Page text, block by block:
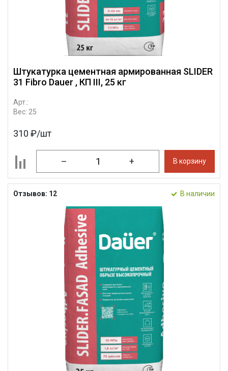
Штукатурка цементная армированная SLIDER
31 Fibro Dauer , КП III, 25 кг
Арт.:
Вес: 25
310 ₽/шт
– + В корзину
Отзывов: 12 В наличии